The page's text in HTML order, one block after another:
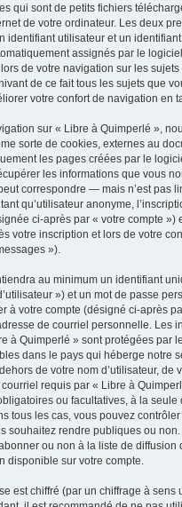
qui sont de petits fichiers
de votre ordinateur. Les deux
identifiant utilisateur et un
assignés par le
de votre navigation sur les
de ce fait tous les sujets que
votre confort de navigation en
sur « Libre à Quimperlé »,
sorte de cookies, externes au
les pages créées par le
les informations que vous
correspondre — mais n’est pas
qu’utilisateur anonyme,
ci-après par « votre compte »)
votre inscription et lors de votre
»).
au minimum un identifiant
») et un mot de passe
à votre compte (désigné ci-après
de courriel personnelle. Les
à Quimperlé » sont protégées par
dans le pays qui héberge notre
de votre nom d’utilisateur, de
requis par « Libre à
ou facultatives, à la seule
tous les cas, vous pouvez
souhaitez rendre publiques ou
ou non à la liste de diffusion
disponible sur votre compte.
est chiffré (par un chiffrage à sens